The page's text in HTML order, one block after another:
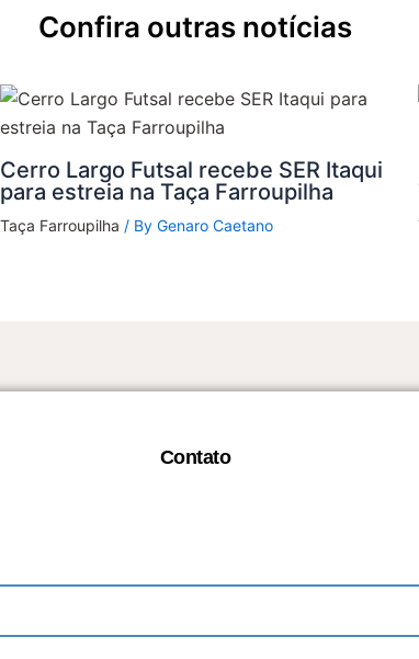
Confira outras notícias
Cerro Largo Futsal recebe SER Itaqui
para estreia na Taça Farroupilha
Taça Farroupilha / By Genaro Caetano
Contato